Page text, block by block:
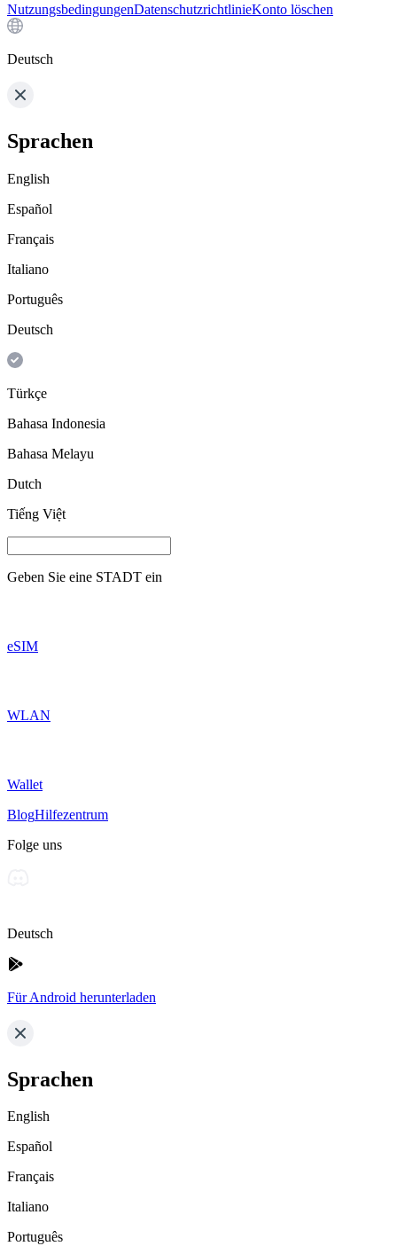
NutzungsbedingungenDatenschutzrichtlinieKonto löschen
Deutsch
Sprachen
English
Español
Français
Italiano
Português
Deutsch
Türkçe
Bahasa Indonesia
Bahasa Melayu
Dutch
Tiếng Việt
Geben Sie eine STADT ein
eSIM
WLAN
Wallet
BlogHilfezentrum
Folge uns
Deutsch
Für Android herunterladen
Sprachen
English
Español
Français
Italiano
Português